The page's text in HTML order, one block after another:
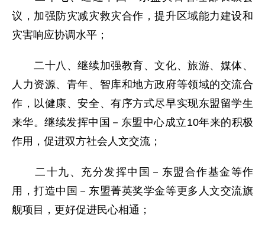
议，加强防灾减灾救灾合作，提升区域能力建设和
灾害响应协调水平；
二十八、继续加强教育、文化、旅游、媒体、
人力资源、青年、智库和地方政府等领域的交流合
作，以健康、安全、有序方式尽早实现东盟留学生
来华。继续发挥中国－东盟中心成立10年来的积极
作用，促进双方社会人文交流；
二十九、充分发挥中国－东盟合作基金等作
用，打造中国－东盟菁英奖学金等更多人文交流旗
舰项目，更好促进民心相通；